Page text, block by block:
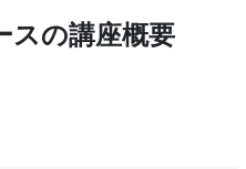
スの講座概要